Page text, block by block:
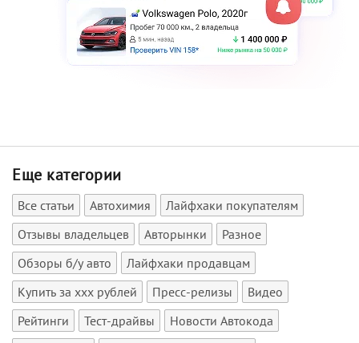
Еще категории
Все статьи Автохимия
Лайфхаки покупателям
Отзывы владельцев
Авторынки
Разное
Обзоры б/у авто
Лайфхаки продавцам
Купить за xxx рублей
Пресс-релизы
Видео
Рейтинги
Тест-драйвы
Новости Автокода